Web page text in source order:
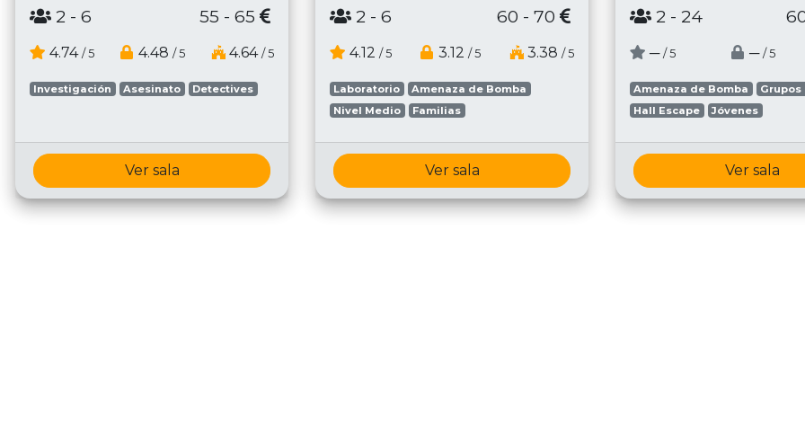
2 - 6 55 - 65
4.74 / 5 4.48 / 5 4.64 / 5
Investigación Asesinato Detectives
Ver sala
2 - 6 60 - 70
4.12 / 5 3.12 / 5 3.38 / 5
Laboratorio
Amenaza de Bomba
Nivel Medio
Familias
Ver sala
2 - 24
─ / 5 ─ / 5
Amenaza de Bomba
Hall Escape
Jóvenes
Ver sala